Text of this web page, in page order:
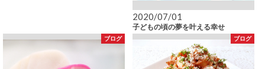
2020/07/01
子どもの頃の夢を叶える幸せ
ブログ ブログ